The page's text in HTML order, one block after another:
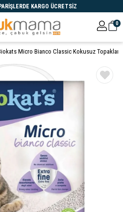
KARGO ÜCRETSİZ
0
Çıkanlar